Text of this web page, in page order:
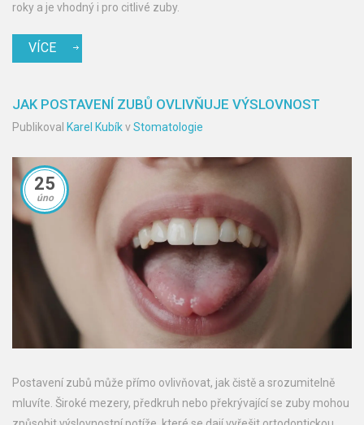
roky a je vhodný i pro citlivé zuby.
VÍCE
JAK POSTAVENÍ ZUBŮ OVLIVŇUJE VÝSLOVNOST
Publikoval Karel KubíkvStomatologie
25
úno
Postavení zubů může přímo ovlivňovat, jak čistě a srozumitelně
mluvíte. Široké mezery, předkruh nebo překrývající se zuby mohou